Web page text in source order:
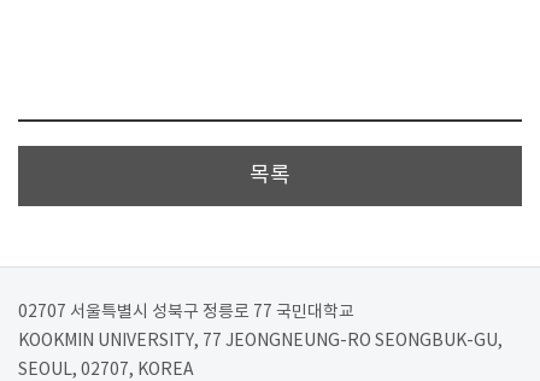
목록
02707 서울특별시 성북구 정릉로 77 국민대학교
KOOKMIN UNIVERSITY, 77 JEONGNEUNG-RO SEONGBUK-GU,
SEOUL, 02707, KOREA